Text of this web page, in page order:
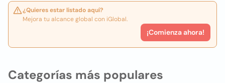
¿Quieres estar listado aquí?
Mejora tu alcance global con iGlobal.
¡Comienza ahora!
Categorías más populares